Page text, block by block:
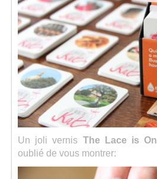
Un joli vernis The Lace is On
oublié de vous montrer: